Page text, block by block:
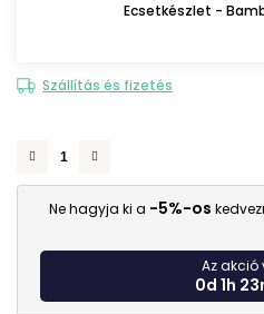
Ecsetkészlet -
Szállítás és fizetés
Ne hagyja ki a -5%-os
Az akció
0d 1h